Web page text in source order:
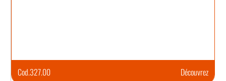
Cod.327.00 Découvrez